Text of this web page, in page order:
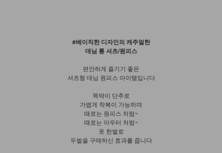
#베이직한 디자인의 캐주얼한
데님 롱 셔츠/원피스
편안하게 즐기기 좋은
셔츠형 데님 원피스 아이템입니다
똑딱이 단추로
가볍게 착복이 가능하며
때로는 원피스 처럼~
때로는 아우터 처럼~
옷 한벌로
두벌을 구매하신 효과를 줍니다